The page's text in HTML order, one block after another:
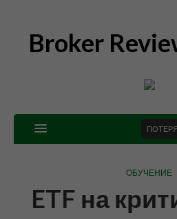
Broker
ОБУЧЕНИЕ
ETF на